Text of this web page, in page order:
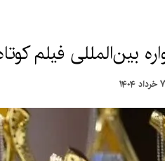
بین‌المللی فیلم